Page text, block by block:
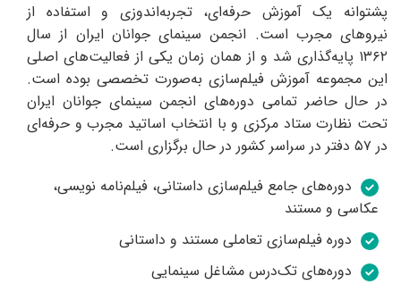
پشتوانه یک آموزش حرفه‌ای، تجربه‌اندوزی و استفاده از
نیروهای مجرب است. انجمن سینمای جوانان ایران از سال
۱۳۶۲ پایه‌گذاری شد و از همان زمان یکی از فعالیت‌های اصلی
این مجموعه آموزش فیلم‌سازی به‌صورت تخصصی بوده است.
در حال حاضر تمامی دوره‌های انجمن سینمای جوانان ایران
تحت نظارت ستاد مرکزی و با انتخاب اساتید مجرب و حرفه‌ای
در ۵۷ دفتر در سراسر کشور در حال برگزاری است.
دوره‌های جامع فیلم‌سازی داستانی، فیلم‌نامه نویسی،
عکاسی و مستند
دوره فیلم‌سازی تعاملی مستند و داستانی
دوره‌های تک‌درس مشاغل سینمایی